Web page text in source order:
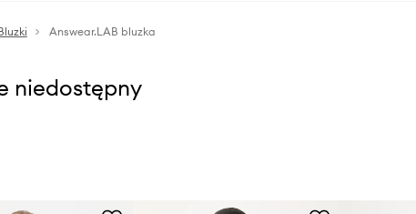
Answear.LAB bluzka
niedostępny